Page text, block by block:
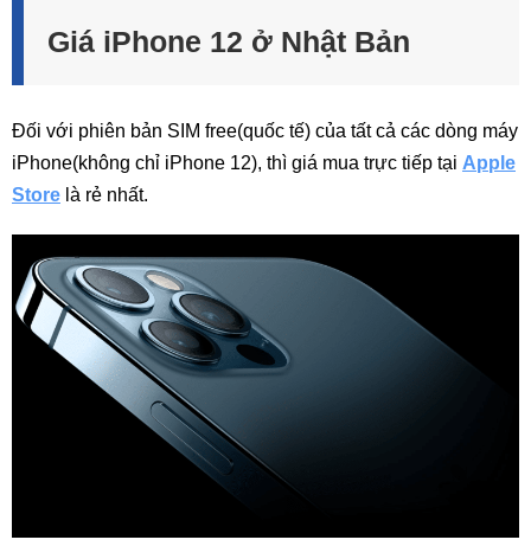
Giá iPhone 12 ở Nhật Bản
Đối với phiên bản SIM free(quốc tế) của tất cả các dòng máy
iPhone(không chỉ iPhone 12), thì giá mua trực tiếp tại Apple
Store là rẻ nhất.